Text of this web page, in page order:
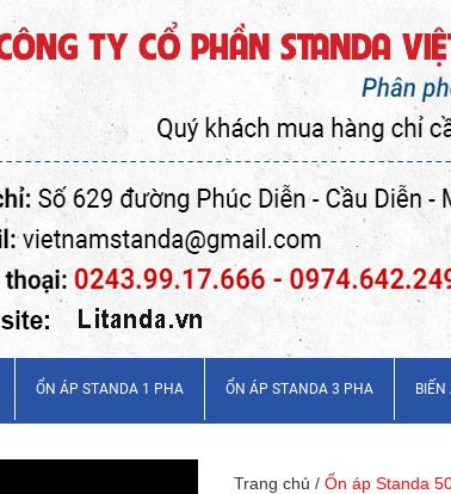
ỔN ÁP STANDA 1 PHA ỔN ÁP STANDA 3 PHA
Trang chủ / Ổn áp Standa